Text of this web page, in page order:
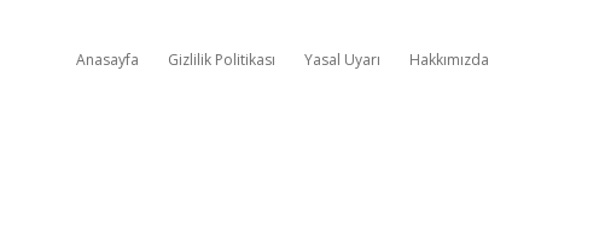
Anasayfa Gizlilik Politikası Yasal Uyarı Hakkımızda